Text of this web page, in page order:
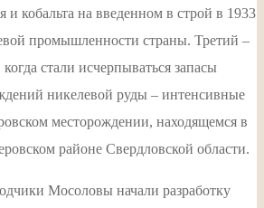
и кобальта на введенном в строй в 1933
промышленности страны. Третий –
стали исчерпываться запасы
никелевой руды – интенсивные
месторождении, находящемся в
районе Свердловской области.
Мосоловы начали разработку